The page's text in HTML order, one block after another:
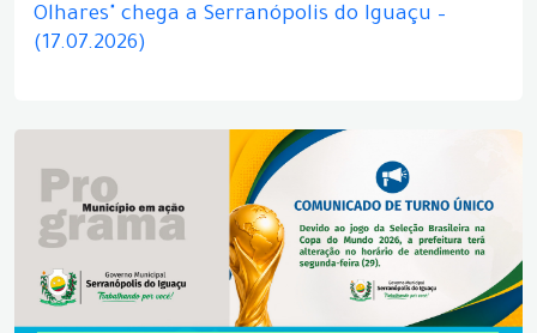
Olhares" chega a Serranópolis do Iguaçu –
(17.07.2026)